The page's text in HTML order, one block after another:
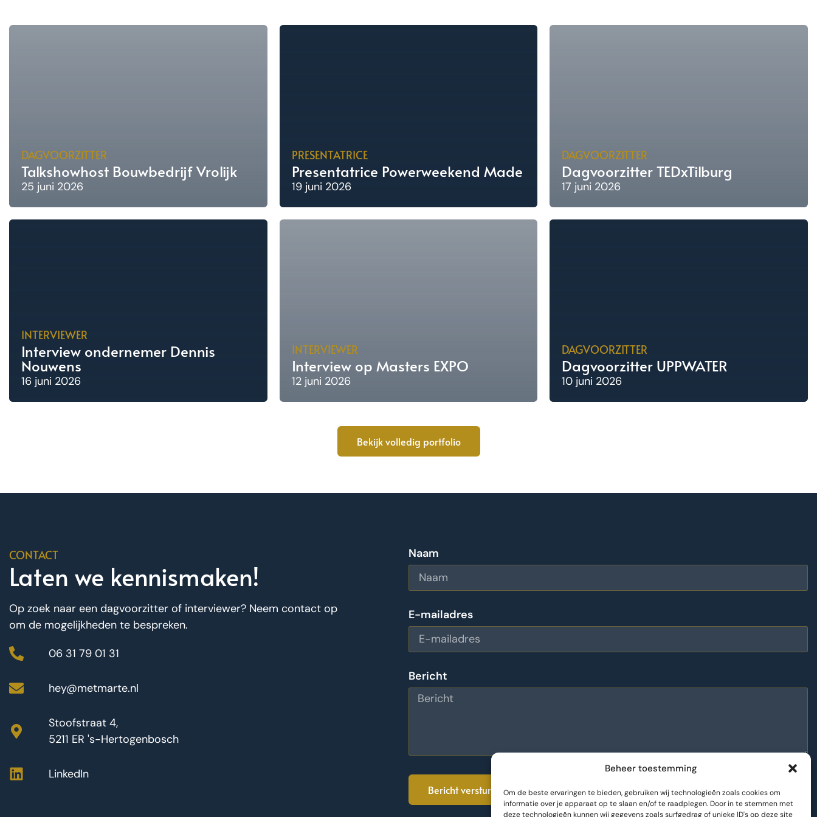
Beheer toestemming
Om de beste ervaringen te bieden, gebruiken wij technologieën zoals cookies om
informatie over je apparaat op te slaan en/of te raadplegen. Door in te stemmen met
deze technologieën kunnen wij gegevens zoals surfgedrag of unieke ID's op deze site
DAGVOORZITTER
Talkshowhost Bouwbedrijf Vrolijk
25 juni 2026
PRESENTATRICE
Presentatrice Powerweekend Made
19 juni 2026
DAGVOORZITTER
Dagvoorzitter TEDxTilburg
17 juni 2026
INTERVIEWER
Interview ondernemer Dennis
Nouwens
16 juni 2026
INTERVIEWER
Interview op Masters EXPO
12 juni 2026
DAGVOORZITTER
Dagvoorzitter UPPWATER
10 juni 2026
Bekijk volledig portfolio
CONTACT
Laten we kennismaken!
Op zoek naar een dagvoorzitter of interviewer? Neem contact op
om de mogelijkheden te bespreken.
06 31 79 01 31
hey@metmarte.nl
Stoofstraat 4,
5211 ER 's-Hertogenbosch
LinkedIn
Naam
E-mailadres
Bericht
Bericht versturen